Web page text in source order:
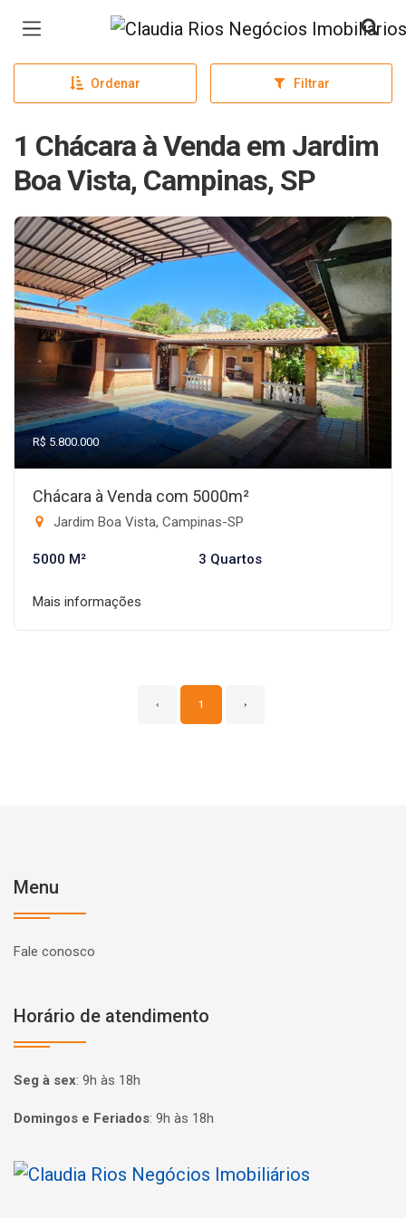
Página inicial
Ordenar Filtrar
1 Chácara à Venda em Jardim
Boa Vista, Campinas, SP
R$ 5.800.000
Chácara à Venda com 5000m²
Jardim Boa Vista, Campinas-SP
5000 M² 3 Quartos
Mais informações
‹ 1 ›
Menu
Fale conosco
Horário de atendimento
Seg à sex: 9h às 18h
Domingos e Feriados: 9h às 18h
Página inicial